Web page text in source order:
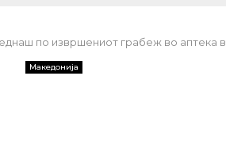
по извршениот грабеж во аптека
Македонија